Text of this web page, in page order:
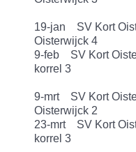
19-jan SV Kort
Oisterwijck 4
9-feb SV Kort
korrel 3
9-mrt SV Kort
Oisterwijck 2
23-mrt SV Kort
korrel 3